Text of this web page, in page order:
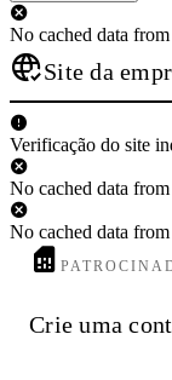
No cached data
Site da
Verificação do site
No cached data
No cached data
Crie uma